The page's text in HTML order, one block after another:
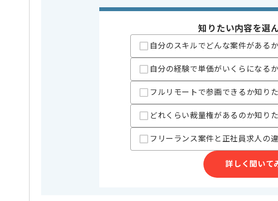
週5日常駐での作業を想定しております。
知りたい内容を選
自分のスキルでどんな案件がある
自分の経験で単価がいくらになる
フルリモートで参画できるか知り
どれくらい裁量権があるのか知り
フリーランス案件と正社員求人の
詳しく聞いて